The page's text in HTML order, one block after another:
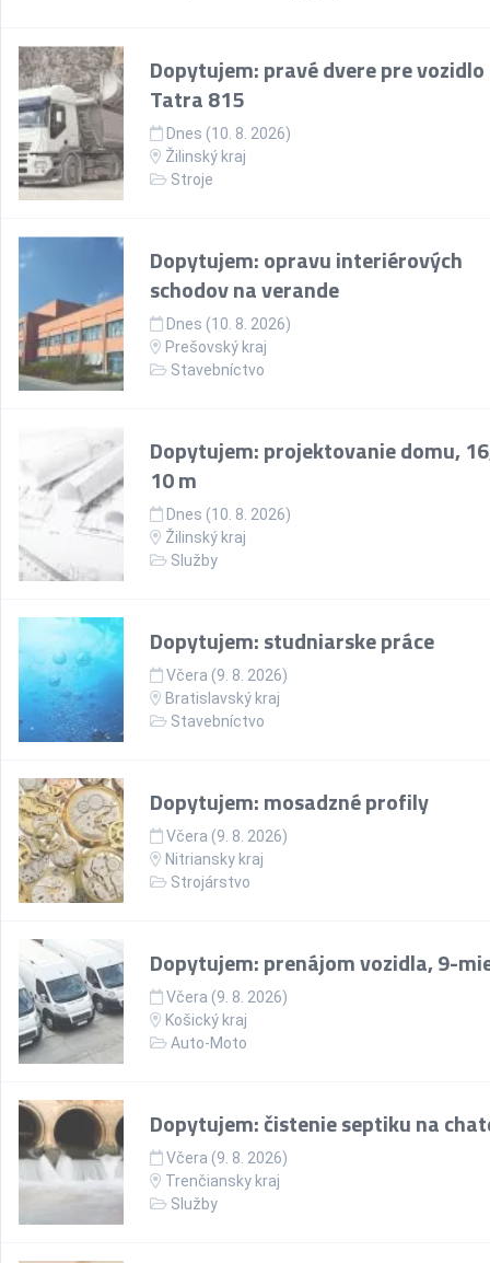
Dopytujem: pravé dvere pre vozidlo
Tatra 815
Dnes (10. 8. 2026)
Žilinský kraj
Stroje
Dopytujem: opravu interiérových
schodov na verande
Dnes (10. 8. 2026)
Prešovský kraj
Stavebníctvo
Dopytujem: projektovanie domu,
10 m
Dnes (10. 8. 2026)
Žilinský kraj
Služby
Dopytujem: studniarske práce
Včera (9. 8. 2026)
Bratislavský kraj
Stavebníctvo
Dopytujem: mosadzné profily
Včera (9. 8. 2026)
Nitriansky kraj
Strojárstvo
Dopytujem: prenájom vozidla, 9-
Včera (9. 8. 2026)
Košický kraj
Auto-Moto
Dopytujem: čistenie septiku na
Včera (9. 8. 2026)
Trenčiansky kraj
Služby